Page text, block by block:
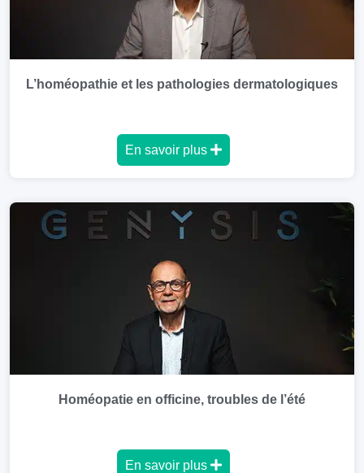
L’homéopathie et les pathologies dermatologiques
En savoir plus
Homéopatie en officine, troubles de l’été
En savoir plus